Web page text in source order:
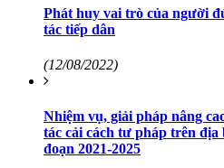
Phát huy vai trò của người
tác tiếp dân
(12/08/2022)
Nhiệm vụ, giải pháp nâng
tác cải cách tư pháp trên
đoạn 2021-2025